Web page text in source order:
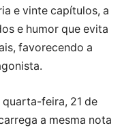
e vinte capítulos, a
e humor que evita
favorecendo a
feira, 21 de
a mesma nota